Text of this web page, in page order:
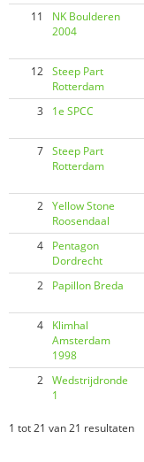
11
NK Boulderen
2004
12 Steep Part
Rotterdam
3 1e SPCC
7 Steep Part
Rotterdam
2 Yellow Stone
Roosendaal
4
Pentagon
Dordrecht
2 Papillon Breda
4
Klimhal
Amsterdam
1998
2 Wedstrijdronde
1
1 tot 21 van 21 resultaten